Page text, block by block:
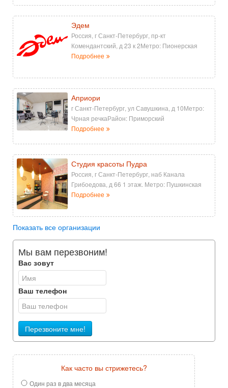
Эдем
Россия, г Санкт-Петербург, пр-кт
Комендантский, д 23 к 2Метро: Пионерская
Подробнее
Априори
г Санкт-Петербург, ул Савушкина, д 10Метро:
Чрная речкаРайон: Приморский
Подробнее
Студия красоты Пудра
Россия, г Санкт-Петербург, наб Канала
Грибоедова, д 66 1 этаж. Метро: Пушкинская
Подробнее
Показать все организации
Мы вам перезвоним!
Вас зовут
Ваш телефон
Перезвоните мне!
Как часто вы стрижетесь?
Один раз в два месяца